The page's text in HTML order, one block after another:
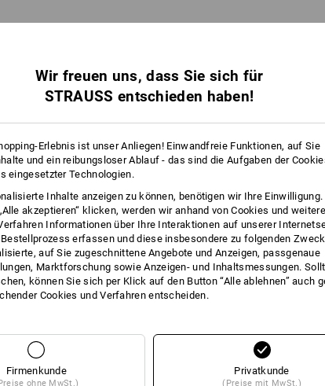
Wir freuen uns, dass Sie sich für
STRAUSS entschieden haben!
Erlebnis ist unser Anliegen! Einwandfreie Funktionen, auf Sie
und ein reibungsloser Ablauf - das sind die Aufgaben der
eingesetzter Technologien.
Inhalte anzeigen zu können, benötigen wir Ihre Einwilligung.
akzeptieren“ klicken, werden wir anhand von Cookies und
Informationen über Ihre Interaktionen auf unserer
erfassen und diese insbesondere zu folgenden
auf Sie zugeschnittene Angebote und Anzeigen, passgenaue
Marktforschung sowie Anzeigen- und Inhaltsmessungen.
können Sie sich per Klick auf den Button “Alle ablehnen” auch
Cookies und Verfahren entscheiden.
Firmenkunde
ohne MwSt.)
Privatkunde
(Preise mit MwSt.)